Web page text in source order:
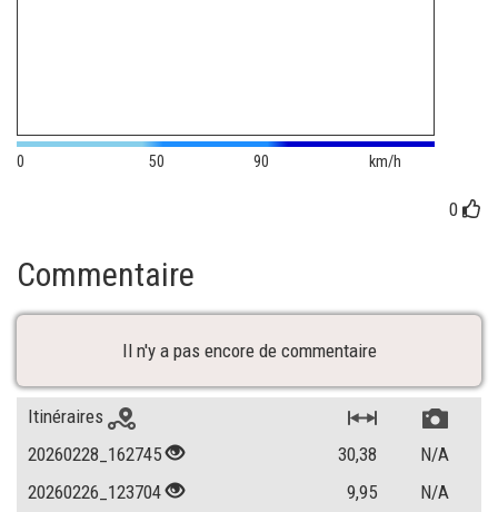
0 50 90 km/h
0
Commentaire
Il n'y a pas encore de commentaire
Itinéraires
20260228_162745
30,38
N/A
20260226_123704
9,95
N/A